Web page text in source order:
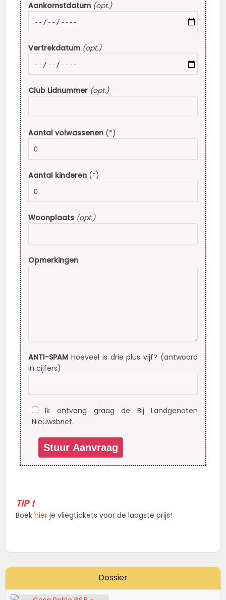
Aankomstdatum (opt.)
Vertrekdatum (opt.)
Club Lidnummer (opt.)
Aantal volwassenen(*)
Aantal kinderen(*)
Woonplaats (opt.)
Opmerkingen
ANTI-SPAMHoeveel is drie plus vijf? (antwoord
in cijfers)
Ik ontvang graag de Bij Landgenoten
Nieuwsbrief.
TIP !
Boekhier je vliegtickets voor de laagste prijs!
Dossier